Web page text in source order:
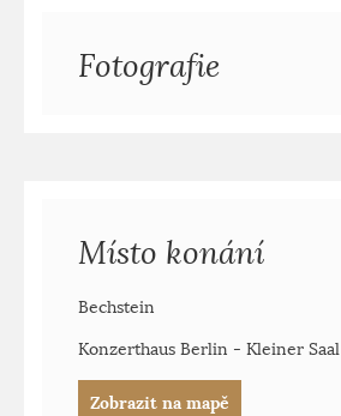
Fotografie
Místo konání
Bechstein
Konzerthaus Berlin - Kleiner Saal
Zobrazit na mapě